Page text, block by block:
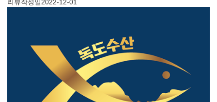
리뷰작성일2022-12-01